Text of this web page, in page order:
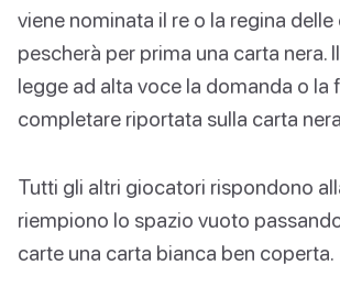
viene nominata il re o la regina delle
pescherà per prima una carta nera.
legge ad alta voce la domanda o la
completare riportata sulla carta
Tutti gli altri giocatori rispondono
riempiono lo spazio vuoto
carte una carta bianca ben coperta.